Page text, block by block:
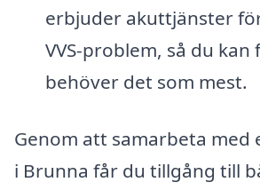
erbjuder akuttjänster
VVS-problem, så du kan
behöver det som mest.
Genom att samarbeta med
i Brunna får du tillgång till